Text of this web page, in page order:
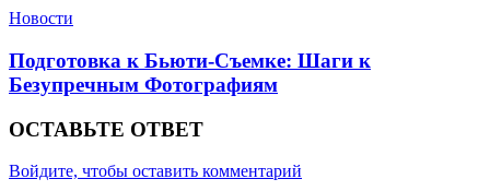
Новости
Подготовка к Бьюти-Съемке: Шаги к
Безупречным Фотографиям
ОСТАВЬТЕ ОТВЕТ
Войдите, чтобы оставить комментарий